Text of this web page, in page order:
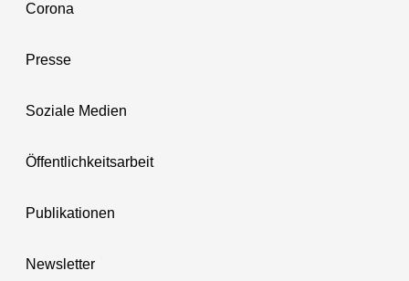
Corona
Presse
Soziale Medien
Öffentlichkeitsarbeit
Publikationen
Newsletter